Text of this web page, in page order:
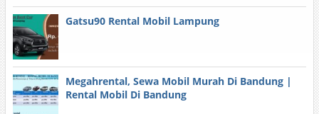
Gatsu90 Rental Mobil Lampung
Megahrental, Sewa Mobil Murah Di Bandung |
Rental Mobil Di Bandung